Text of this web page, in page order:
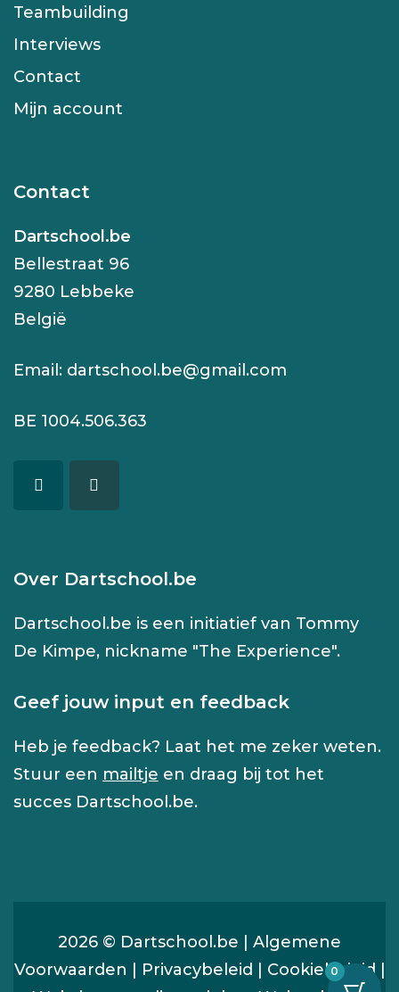
Teambuilding
Interviews
Contact
Mijn account
Contact
Dartschool.be
Bellestraat 96
9280 Lebbeke
België
Email: dartschool.be@gmail.com
BE 1004.506.363
Over Dartschool.be
Dartschool.be is een initiatief van Tommy
De Kimpe, nickname "The Experience".
Geef jouw input en feedback
Heb je feedback? Laat het me zeker weten.
Stuur een mailtje en draag bij tot het
succes Dartschool.be.
2026 © Dartschool.be | Algemene
Voorwaarden | Privacybeleid | Cookiebeleid|
0